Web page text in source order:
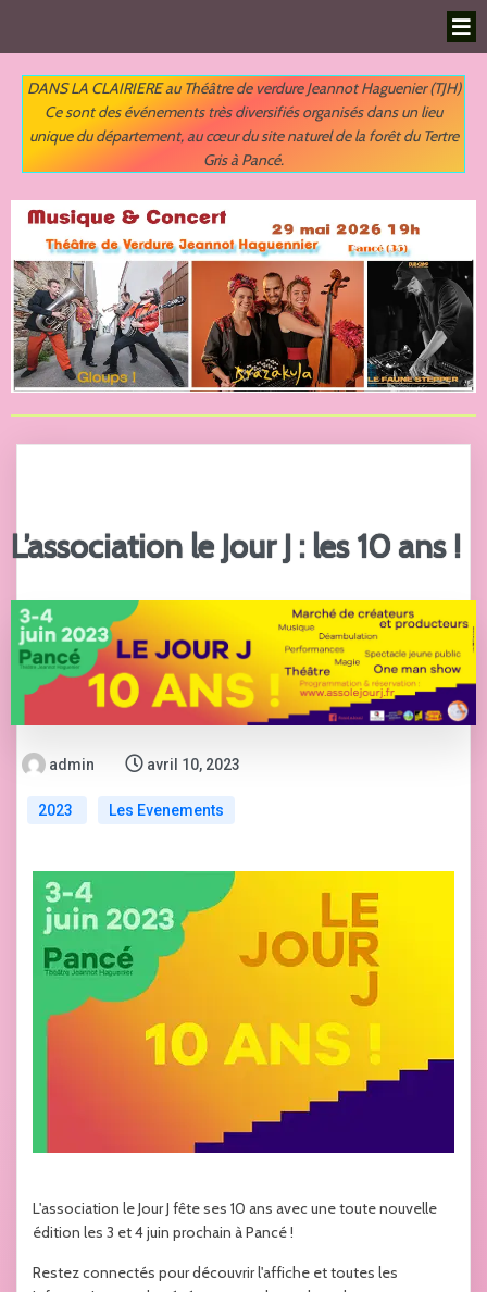
DANS LA CLAIRIERE au Théâtre de verdure Jeannot Haguenier (TJH)
Ce sont des événements très diversifiés organisés dans un lieu
unique du département,au cœur du site naturel de la forêt du Tertre
Gris à Pancé.
L’association le Jour J : les 10 ans !
admin avril 10, 2023
2023 Les Evenements
L'association le Jour J fête ses 10 ans avec une toute nouvelle
édition les 3 et 4 juin prochain à Pancé !
Restez connectés pour découvrir l'affiche et toutes les